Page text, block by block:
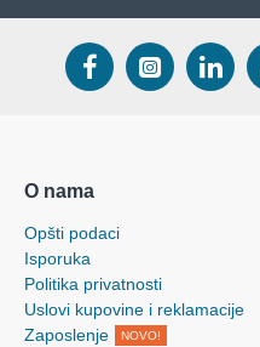
O nama
Opšti podaci
Isporuka
Politika privatnosti
Uslovi kupovine i reklamacije
Zaposlenje
NOVO!